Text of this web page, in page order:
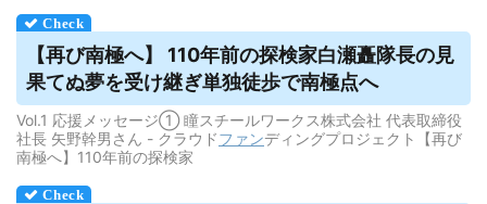
【再び南極へ】 110年前の探検家白瀬矗隊長の見
果てぬ夢を受け継ぎ単独徒歩で南極点へ
Vol.1 応援メッセージ① 瞳スチールワークス株式会社 代表取締役
社長 矢野幹男さん - クラウドファンディングプロジェクト【再び
南極へ】110年前の探検家